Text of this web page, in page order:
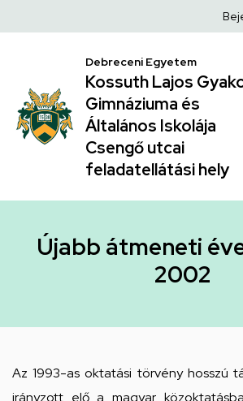
átmeneti
1989-
2002
Kossuth
Lajos
Gyakorló
Gimnáziuma
Csengő
a
Debreceni Egyetem
Kossuth Lajos
Gimnáziuma és
Általános Iskolája
Csengő utcai
feladatellátási hely
Újabb átmeneti
2002
Az 1993-as oktatási törvény hosszú
irányzott elő a magyar